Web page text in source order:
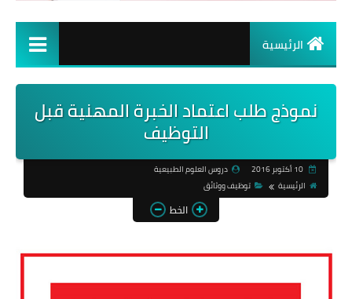
الرئيسية
نموذج طلب اعتماد الخبرة المهنية قبل
التوظيف
10 أكتوبر 2016
دروس العلوم الطبيعية
الرئيسية
توظيف ووثائق
الخط